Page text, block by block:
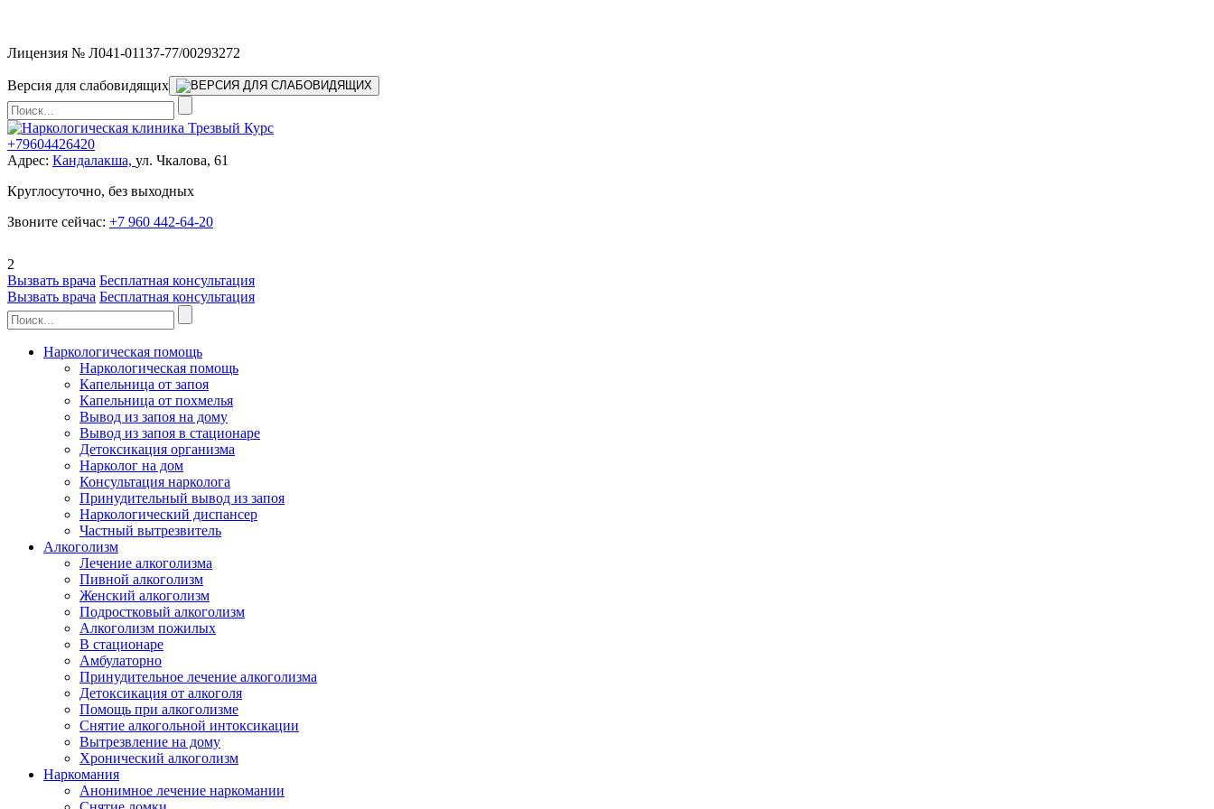
Лицензия № Л041-01137-77/00293272
Версия для слабовидящих
+79604426420
Адрес: Кандалакша, ул. Чкалова, 61
Круглосуточно, без выходных
Звоните сейчас: +7 960 442-64-20
2
Вызвать врача Бесплатная консультация
Вызвать врача Бесплатная консультация
Наркологическая помощь
Наркологическая помощь
Капельница от запоя
Капельница от похмелья
Вывод из запоя на дому
Вывод из запоя в стационаре
Детоксикация организма
Нарколог на дом
Консультация нарколога
Принудительный вывод из запоя
Наркологический диспансер
Частный вытрезвитель
Алкоголизм
Лечение алкоголизма
Пивной алкоголизм
Женский алкоголизм
Подростковый алкоголизм
Алкоголизм пожилых
В стационаре
Амбулаторно
Принудительное лечение алкоголизма
Детоксикация от алкоголя
Помощь при алкоголизме
Снятие алкогольной интоксикации
Вытрезвление на дому
Хронический алкоголизм
Наркомания
Анонимное лечение наркомании